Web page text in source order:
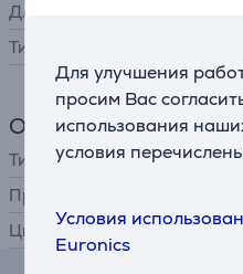
Для улучшения
просим Вас
использования
условия
Условия
Euronics
Длина провода
Тип штекера
Общий параметр
Тип устройства
Производитель
Цвет